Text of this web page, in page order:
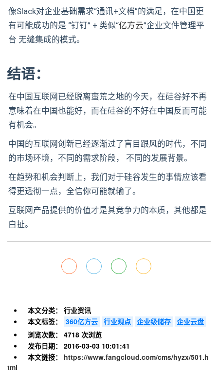
像Slack对企业基础需求“通讯+文档”的满足，在中国更
有可能成功的是 “钉钉” + 类似“亿方云”企业文件管理平
台 无缝集成的模式。
结语：
在中国互联网已经脱离蛮荒之地的今天，在硅谷好不再
意味着在中国也能好，而在硅谷的不好在中国反而可能
有机会。
中国的互联网创新已经逐渐过了盲目跟风的时代，不同
的市场环境，不同的需求阶段， 不同的发展背景。
在趋势和机会判断上，我们对于硅谷发生的事情应该看
得更透彻一点，全信你可能就输了。
互联网产品提供的价值才是其竞争力的本质，其他都是
白扯。
本文分类：
行业资讯
本文标签：
360亿方云 行业观点 企业级储存 企业云盘
浏览次数：
4718 次浏览
发布日期：
2016-03-03 10:01:41
本文链接：
https://www.fangcloud.com/cms/hyzx/501.h
tml